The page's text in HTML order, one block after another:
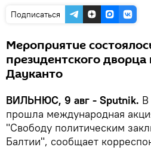
Подписаться
Мероприятие
президентского
Дауканто
ВИЛЬНЮС, 9 авг - Sputnik. В
прошла международная
"Свободу политическим
Балтии", сообщает